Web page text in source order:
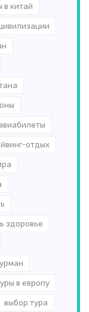
в китай
отдых
здоровье
в европу
выбор тура